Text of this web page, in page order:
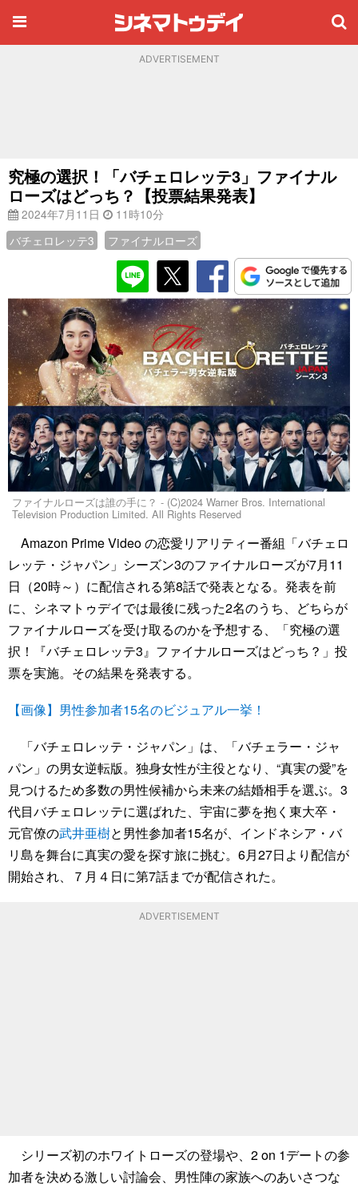
ADVERTISEMENT
究極の選択！「バチェロレッテ3」ファイナル
ローズはどっち？【投票結果発表】
2024年7月11日
11時10分
バチェロレッテ3
ファイナルローズ
ファイナルローズは誰の手に？ - (C)2024 Warner Bros. International
Television Production Limited. All Rights Reserved
Amazon Prime Video の恋愛リアリティー番組「バチェロ
レッテ・ジャパン」シーズン3のファイナルローズが7月11
日（20時～）に配信される第8話で発表となる。発表を前
に、シネマトゥデイでは最後に残った2名のうち、どちらが
ファイナルローズを受け取るのかを予想する、「究極の選
択！『バチェロレッテ3』ファイナルローズはどっち？」投
票を実施。その結果を発表する。
【画像】男性参加者15名のビジュアル一挙！
「バチェロレッテ・ジャパン」は、「バチェラー・ジャ
パン」の男女逆転版。独身女性が主役となり、“真実の愛”を
見つけるため多数の男性候補から未来の結婚相手を選ぶ。3
代目バチェロレッテに選ばれた、宇宙に夢を抱く東大卒・
元官僚の武井亜樹と男性参加者15名が、インドネシア・バ
リ島を舞台に真実の愛を探す旅に挑む。6月27日より配信が
開始され、７月４日に第7話までが配信された。
ADVERTISEMENT
シリーズ初のホワイトローズの登場や、2 on 1デートの参
加者を決める激しい討論会、男性陣の家族へのあいさつな